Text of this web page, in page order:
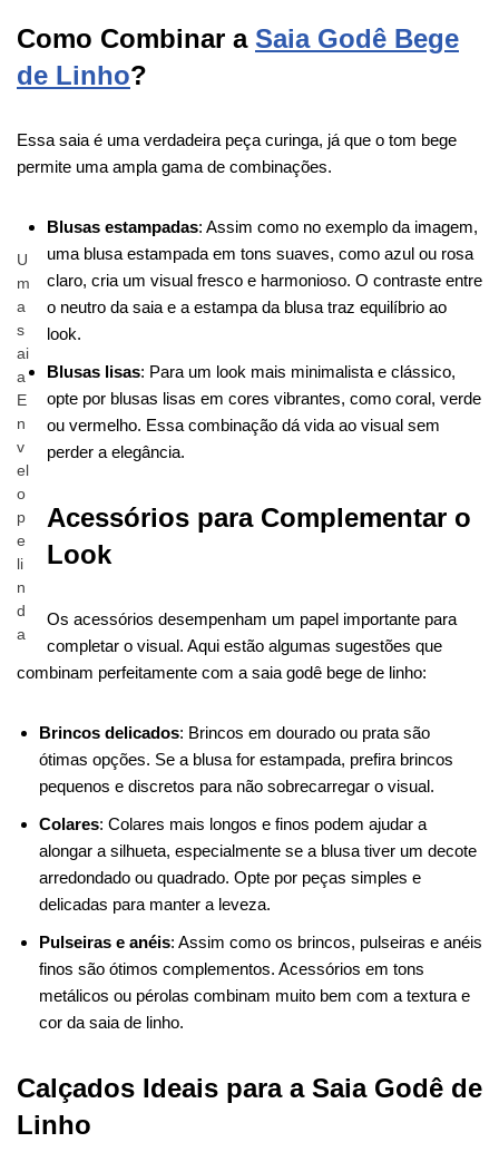
Como Combinar a Saia Godê Bege
de Linho?
Essa saia é uma verdadeira peça curinga, já que o tom bege
permite uma ampla gama de combinações.
U
m
a
s
ai
a
E
n
v
el
o
p
e
li
n
d
a
Blusas estampadas: Assim como no exemplo da imagem,
uma blusa estampada em tons suaves, como azul ou rosa
claro, cria um visual fresco e harmonioso. O contraste entre
o neutro da saia e a estampa da blusa traz equilíbrio ao
look.
Blusas lisas: Para um look mais minimalista e clássico,
opte por blusas lisas em cores vibrantes, como coral, verde
ou vermelho. Essa combinação dá vida ao visual sem
perder a elegância.
Acessórios para Complementar o
Look
Os acessórios desempenham um papel importante para
completar o visual. Aqui estão algumas sugestões que
combinam perfeitamente com a saia godê bege de linho:
Brincos delicados: Brincos em dourado ou prata são
ótimas opções. Se a blusa for estampada, prefira brincos
pequenos e discretos para não sobrecarregar o visual.
Colares: Colares mais longos e finos podem ajudar a
alongar a silhueta, especialmente se a blusa tiver um decote
arredondado ou quadrado. Opte por peças simples e
delicadas para manter a leveza.
Pulseiras e anéis: Assim como os brincos, pulseiras e anéis
finos são ótimos complementos. Acessórios em tons
metálicos ou pérolas combinam muito bem com a textura e
cor da saia de linho.
Calçados Ideais para a Saia Godê de
Linho